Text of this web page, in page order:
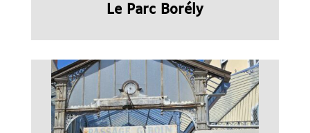
Le Parc Borély